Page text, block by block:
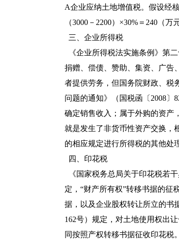
A企业应纳土地增值税。假设经
（3000－2200）×30%＝240（万
三、企业所得税
《企业所得税法实施条例》第
捐赠、偿债、赞助、集资、广告
者提供劳务，但国务院财政、税
问题的通知》（ 国税函〔2008〕
确定销售收入；属于外购的资产
就是发生了非货币性资产交换，
的相应规定进行所得税的其他处
四、印花税
《国家税务总局关于印花税若
定，“财产所有权”转移书据的征
据，以及企业股权转让所立的书
162号）规定，对土地使用权出
同按照产权转移书据征收印花税